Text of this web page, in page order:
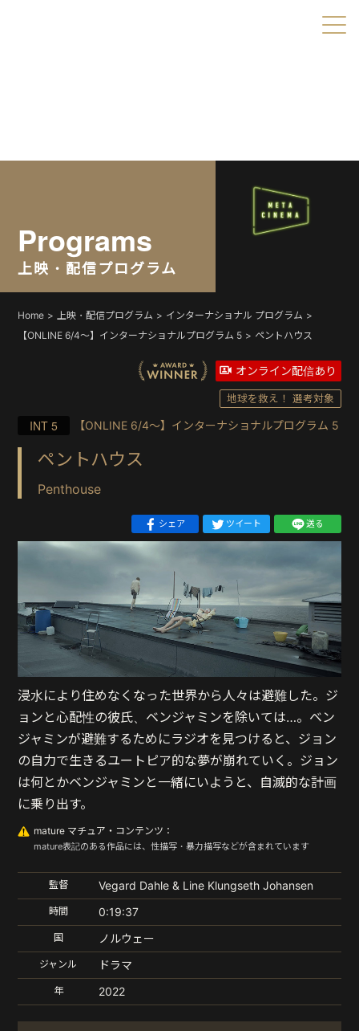
Programs
上映・配信プログラム
Home 上映・配信プログラム
インターナショナル プログラム
【ONLINE 6/4〜】インターナショナルプログラム 5
ペントハウス
INT 5 【ONLINE 6/4〜】インターナショナルプログラム 5
オンライン配信あり
地球を救え！ 選考対象
ペントハウス
Penthouse
シェア ツイート 送る
浸水により住めなくなった世界から人々は避難した。ジ
ョンと心配性の彼氏、ベンジャミンを除いては…。ベン
ジャミンが避難するためにラジオを見つけると、ジョン
の自力で生きるユートピア的な夢が崩れていく。ジョン
は何とかベンジャミンと一緒にいようと、自滅的な計画
に乗り出す。
mature マチュア・コンテンツ：
mature表記のある作品には、性描写・暴力描写などが含まれています
監督 Vegard Dahle & Line Klungseth Johansen
時間 0:19:37
国 ノルウェー
ジャンル ドラマ
年 2022